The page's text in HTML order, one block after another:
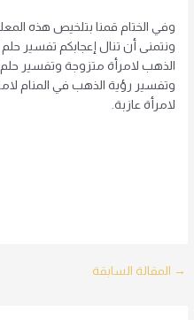
وفي الختام قمنا بتلخيص هذه
ونتمنى أن تنال إعجابكم تفسير
الذهب لامرأة متزوجة وتفسير حلم
وتفسير رؤية الذهب في المنام
لامرأة عازبة.
Post
→ المقالة السابقة